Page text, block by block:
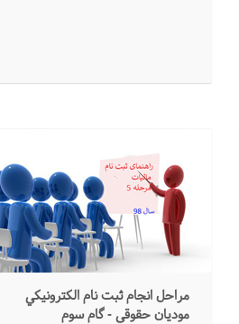
ﻣﺮﺍﺣﻞ ﺍﻧﺠﺎﻡ ﺛﺒﺖ ﻧﺎﻡ ﺍﻟﻜﺘﺮﻭﻧﻴﻜﻲ
ﻣﻮﺩﻳﺎﻥ ﺣﻘﻮﻗﻲ - گام سوم